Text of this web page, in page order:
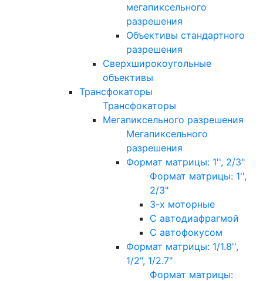
мегапиксельного
разрешения
Объективы стандартного
разрешения
Сверхширокоугольные
объективы
Трансфокаторы
Трансфокаторы
Мегапиксельного разрешения
Мегапиксельного
разрешения
Формат матрицы: 1'', 2/3"
Формат матрицы: 1'',
2/3"
3-х моторные
С автодиафрагмой
С автофокусом
Формат матрицы: 1/1.8'',
1/2", 1/2.7"
Формат матрицы: